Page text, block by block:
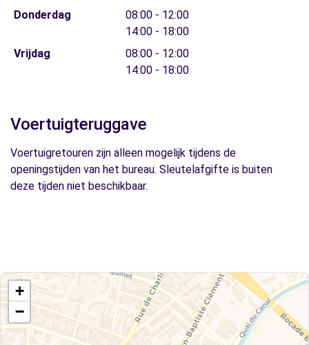
Donderdag
08:00 - 12:00
14:00 - 18:00
Vrijdag
08:00 - 12:00
14:00 - 18:00
Voertuigteruggave
Voertuigretouren zijn alleen mogelijk tijdens de
openingstijden van het bureau. Sleutelafgifte is buiten
deze tijden niet beschikbaar.
+
−